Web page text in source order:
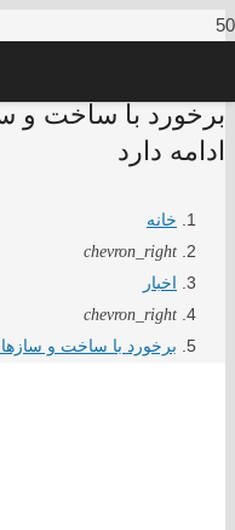
برخورد با ساخت و
ادامه دارد
خانه
chevron_right
اخبار
chevron_right
برخورد با ساخت و